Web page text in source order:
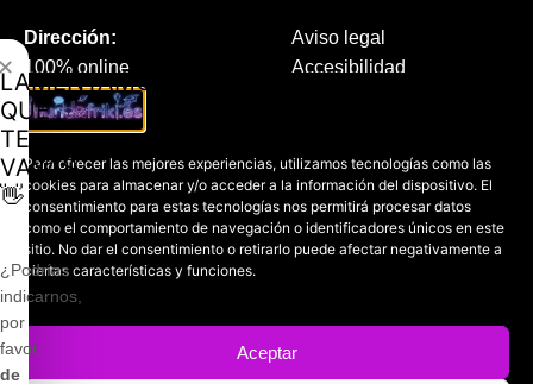
Para ofrecer las mejores experiencias, utilizamos tecnologías como las
cookies para almacenar y/o acceder a la información del dispositivo. El
consentimiento para estas tecnologías nos permitirá procesar datos
como el comportamiento de navegación o identificadores únicos en este
sitio. No dar el consentimiento o retirarlo puede afectar negativamente a
ciertas características y funciones.
Aceptar
Dirección:
100% online
Manresa (08241), Barcelona
Chat Whatsapp (solo texto):
+34 689 800 662
Correo:
contacto@mundofriki.es
Aviso legal
Accesibilidad
Política de privacidad
LAMENTAMOS
QUE
TE
VAYAS
👋
¿Podrías
indicarnos,
por
favor,
de